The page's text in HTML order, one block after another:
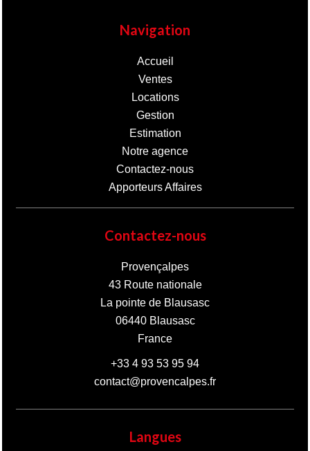
Navigation
Accueil
Ventes
Locations
Gestion
Estimation
Notre agence
Contactez-nous
Apporteurs Affaires
Contactez-nous
Provençalpes
43 Route nationale
La pointe de Blausasc
06440Blausasc
France
+33 4 93 53 95 94
contact@provencalpes.fr
Langues